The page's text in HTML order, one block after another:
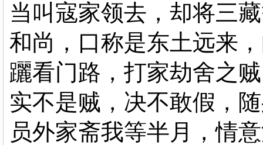
当叫寇家领去，却将三
和尚，口称是东土远来
躧看门路，打家劫舍之
实不是贼，决不敢假，
员外家斋我等半月，情